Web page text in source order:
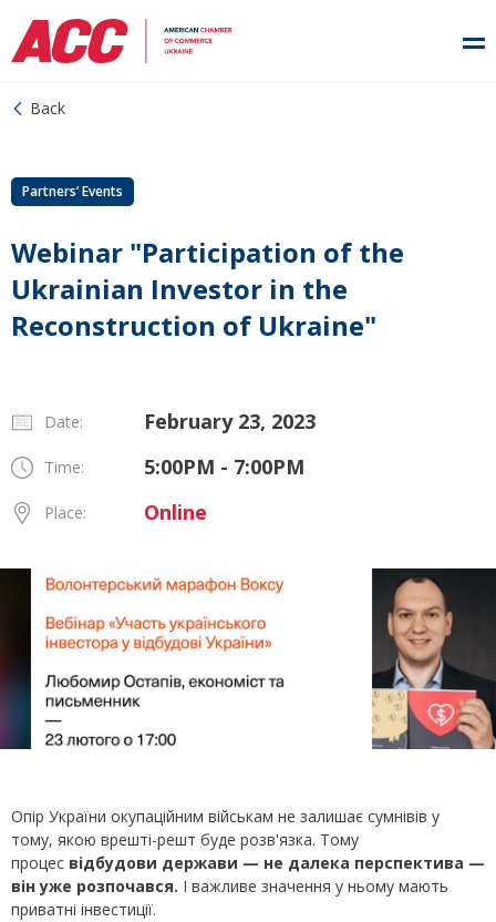
Back
Partners’ Events
Webinar "Participation of the
Ukrainian Investor in the
Reconstruction of Ukraine"
Date: February 23, 2023
Time: 5:00PM - 7:00PM
Place: Online
Опір України окупаційним військам не залишає сумнівів у
тому, якою врешті-решт буде розв'язка. Тому
процес відбудови держави — не далека перспектива —
він уже розпочався. І важливе значення у ньому мають
приватні інвестиції.